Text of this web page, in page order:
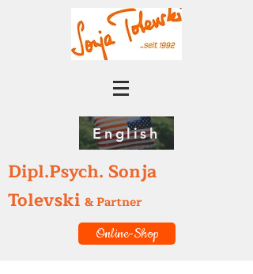
English
Dipl.Psych. Sonja
Tolevski & Partner
Online-Shop